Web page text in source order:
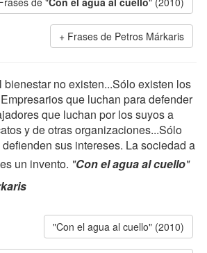
Frases de Petros Márkaris
no existen...Sólo existen los
que luchan para defender
que luchan por los suyos a
y de otras organizaciones...Sólo
sus intereses. La sociedad a
un invento. "Con el agua al cuello"
"Con el agua al cuello" (2010)